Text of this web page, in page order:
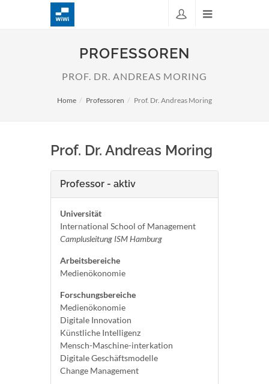
PROFESSOREN
PROF. DR. ANDREAS MORING
Home Professoren Prof. Dr. Andreas Moring
Prof. Dr. Andreas Moring
Professor - aktiv
Universität
International School of Management
Camplusleitung ISM Hamburg
Arbeitsbereiche
Medienökonomie
Forschungsbereiche
Medienökonomie
Digitale Innovation
Künstliche Intelligenz
Mensch-Maschine-interkation
Digitale Geschäftsmodelle
Change Management